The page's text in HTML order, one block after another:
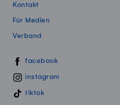
Kontakt
Für Medien
Verband
Swissmillk auf Social Media
facebook
instagram
tiktok